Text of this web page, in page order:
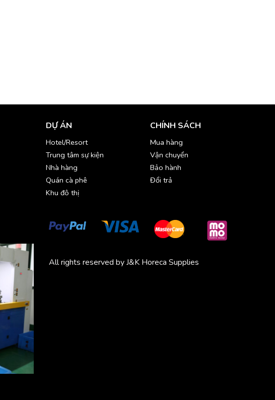
DỰ ÁN
Hotel/Resort
Trung tâm sự kiện
Nhà hàng
Quán cà phê
Khu đô thị
CHÍNH SÁCH
Mua hàng
Vận chuyển
Bảo hành
Đổi trả
All rights reserved by J&K Horeca Supplies